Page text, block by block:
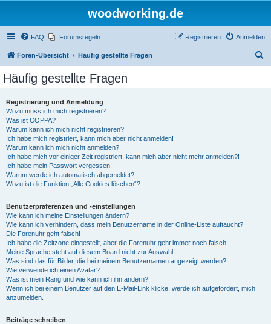
woodworking.de
FAQ Forumsregeln Anmelden
Registrieren
Foren-Übersicht Häufig gestellte Fragen
Häufig gestellte Fragen
Registrierung und Anmeldung
Wozu muss ich mich registrieren?
Was ist COPPA?
Warum kann ich mich nicht registrieren?
Ich habe mich registriert, kann mich aber nicht anmelden!
Warum kann ich mich nicht anmelden?
Ich habe mich vor einiger Zeit registriert, kann mich aber nicht mehr anmelden?!
Ich habe mein Passwort vergessen!
Warum werde ich automatisch abgemeldet?
Wozu ist die Funktion „Alle Cookies löschen“?
Benutzerpräferenzen und -einstellungen
Wie kann ich meine Einstellungen ändern?
Wie kann ich verhindern, dass mein Benutzername in der Online-Liste auftaucht?
Die Forenuhr geht falsch!
Ich habe die Zeitzone eingestellt, aber die Forenuhr geht immer noch falsch!
Meine Sprache steht auf diesem Board nicht zur Auswahl!
Was sind das für Bilder, die bei meinem Benutzernamen angezeigt werden?
Wie verwende ich einen Avatar?
Was ist mein Rang und wie kann ich ihn ändern?
Wenn ich bei einem Benutzer auf den E-Mail-Link klicke, werde ich aufgefordert, mich
anzumelden.
Beiträge schreiben